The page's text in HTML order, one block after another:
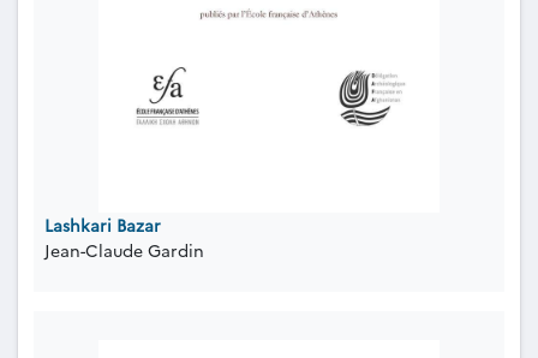
Lashkari Bazar
Jean-Claude Gardin